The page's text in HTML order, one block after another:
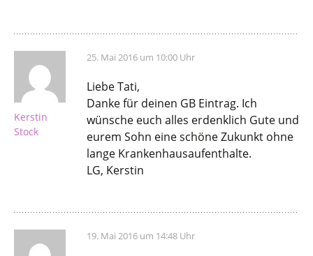
Kerstin
Stock
25. Mai 2016 um 10:00 Uhr
Liebe Tati,
Danke für deinen GB Eintrag. Ich
wünsche euch alles erdenklich Gute und
eurem Sohn eine schöne Zukunkt ohne
lange Krankenhausaufenthalte.
LG, Kerstin
19. Mai 2016 um 14:48 Uhr